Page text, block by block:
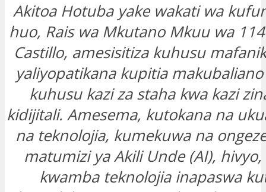
Akitoa Hotuba yake wakati wa
huo, Rais wa Mkutano Mkuu wa
Castillo, amesisitiza kuhusu
yaliyopatikana kupitia
kuhusu kazi za staha kwa kazi
kidijitali. Amesema, kutokana na
na teknolojia, kumekuwa na
matumizi ya Akili Unde (AI),
kwamba teknolojia inapaswa